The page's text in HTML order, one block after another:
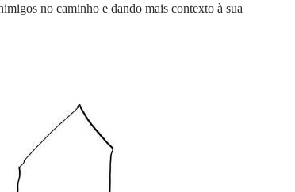
no caminho e dando mais contexto à sua